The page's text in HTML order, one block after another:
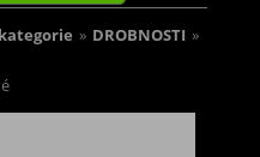
» DROBNOSTI »